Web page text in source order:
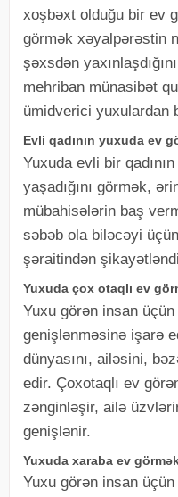
xoşbəxt olduğu bir ev
görmək xəyalpərəstin
şəxsdən
mehriban münasibət
ümidverici yuxulardan
Evli qadının yuxuda ev
Yuxuda evli bir
yaşadığını görmək,
mübahisələrin baş
səbəb ola biləcəyi
şəraitindən
Yuxuda çox otaqlı ev
Yuxu görən insan
genişlənməsinə işarə
dünyasını, ailəsini,
edir. Çoxotaqlı ev
zənginləşir, ailə
genişlənir.
Yuxuda xaraba ev
Yuxu görən insan